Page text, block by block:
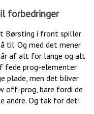
forbedringer
Børsting i front spiller
til. Og med det mener
af alt for lange og alt
fede prog-elementer
plade, men det bliver
off-prog, bare fordi de
andre. Og tak for det!